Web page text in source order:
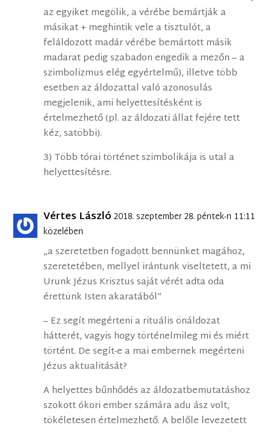
az egyiket megölik, a vérébe bemártják a
másikat + meghintik vele a tisztulót, a
feláldozott madár vérébe bemártott másik
madarat pedig szabadon engedik a mezőn – a
szimbolizmus elég egyértelmű), illetve több
esetben az áldozattal való azonosulás
megjelenik, ami helyettesítésként is
értelmezhető (pl. az áldozati állat fejére tett
kéz, satöbbi).
3) Több tórai történet szimbolikája is utal a
helyettesítésre.
Vértes László 2018. szeptember 28. péntek-n 11:11
közelében
„a szeretetben fogadott bennünket magához,
szeretetében, mellyel irántunk viseltetett, a mi
Urunk Jézus Krisztus saját vérét adta oda
érettünk Isten akaratából”
– Ez segít megérteni a rituális önáldozat
hátterét, vagyis hogy történelmileg mi és miért
történt. De segít-e a mai embernek megérteni
Jézus aktualitását?
A helyettes bűnhődés az áldozatbemutatáshoz
szokott ókori ember számára adu ász volt,
tökéletesen értelmezhető. A belőle levezetett